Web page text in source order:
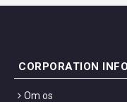
CORPORATION INFO
Om os